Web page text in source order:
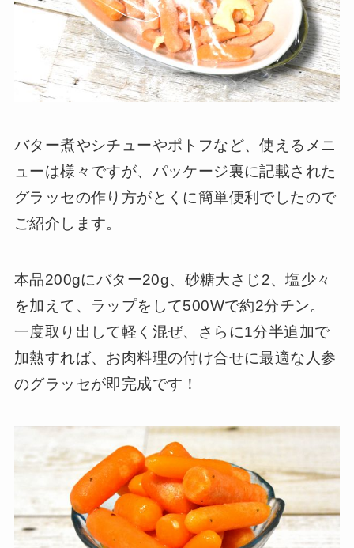
バター煮やシチューやポトフなど、使えるメニ
ューは様々ですが、パッケージ裏に記載された
グラッセの作り方がとくに簡単便利でしたので
ご紹介します。
本品200gにバター20g、砂糖大さじ2、塩少々
を加えて、ラップをして500Wで約2分チン。
一度取り出して軽く混ぜ、さらに1分半追加で
加熱すれば、お肉料理の付け合せに最適な人参
のグラッセが即完成です！